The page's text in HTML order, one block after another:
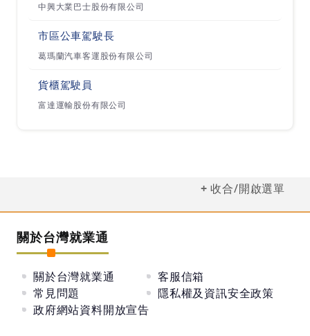
中興大業巴士股份有限公司
市區公車駕駛長
葛瑪蘭汽車客運股份有限公司
貨櫃駕駛員
富達運輸股份有限公司
收合/開啟選單
關於台灣就業通
關於台灣就業通
客服信箱
常見問題
隱私權及資訊安全政策
政府網站資料開放宣告